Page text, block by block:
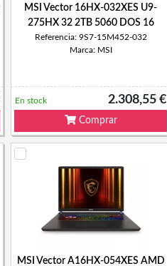
MSI Vector 16HX-032XES U9-
275HX 32 2TB 5060 DOS 16
Referencia: 9S7-15M452-032
Marca: MSI
2.308,55 €
En stock
Comprar
MSI Vector A16HX-054XES AMD